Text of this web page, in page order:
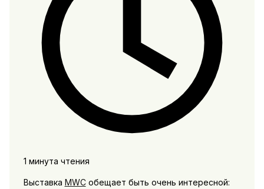
1 минута чтения
Выставка MWCобещает быть очень интересной: